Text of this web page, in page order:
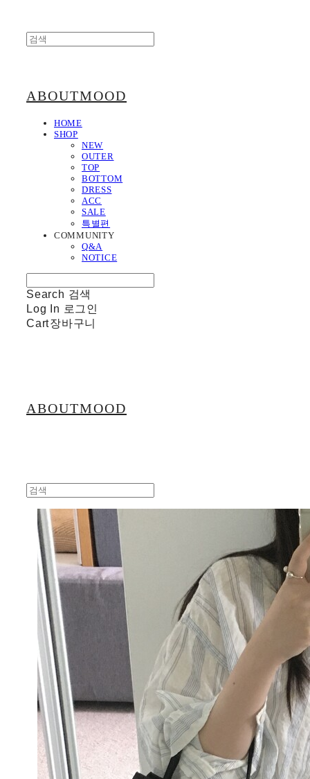
ABOUTMOOD
HOME
SHOP
NEW
OUTER
TOP
BOTTOM
DRESS
ACC
SALE
특별편
COMMUNITY
Q&A
NOTICE
Search 검색
Log In 로그인
Cart장바구니
ABOUTMOOD